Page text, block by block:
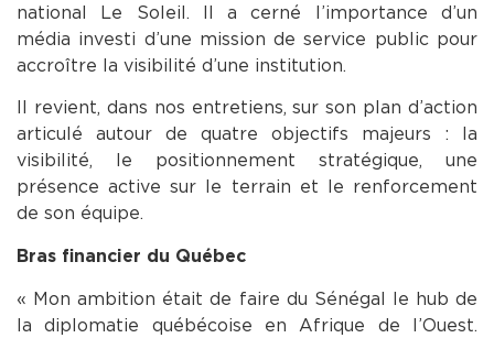
national Le Soleil. Il a cerné l’importance d’un
média investi d’une mission de service public pour
accroître la visibilité d’une institution.
Il revient, dans nos entretiens, sur son plan d’action
articulé autour de quatre objectifs majeurs : la
visibilité, le positionnement stratégique, une
présence active sur le terrain et le renforcement
de son équipe.
Bras financier du Québec
« Mon ambition était de faire du Sénégal le hub de
la diplomatie québécoise en Afrique de l’Ouest.